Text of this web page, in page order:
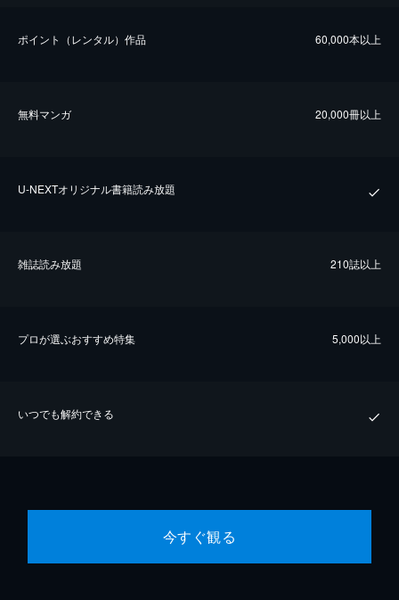
ポイント（レンタル）作品 60,000本以上
無料マンガ 20,000冊以上
U-NEXTオリジナル書籍読み放題
雑誌読み放題 210誌以上
プロが選ぶおすすめ特集 5,000以上
いつでも解約できる
今すぐ観る